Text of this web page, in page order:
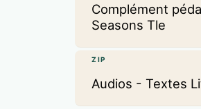
Complément
Seasons Tle
ZIP
Audios - Textes